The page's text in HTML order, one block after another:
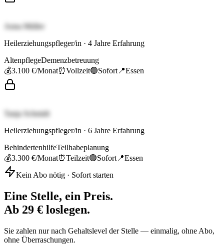
Anna Müller
Heilerziehungspfleger/in · 4 Jahre Erfahrung
AltenpflegeDemenzbetreuung
💰3.100 €/Monat⏰Vollzeit🟢Sofort 📍Essen
Tanja Schmidt
Heilerziehungspfleger/in · 6 Jahre Erfahrung
BehindertenhilfeTeilhabeplanung
💰3.300 €/Monat⏰Teilzeit🟢Sofort 📍Essen
Kein Abo nötig · Sofort starten
Eine Stelle, ein Preis.
Ab 29 € loslegen.
Sie zahlen nur nach Gehaltslevel der Stelle — einmalig, ohne Abo,
ohne Überraschungen.